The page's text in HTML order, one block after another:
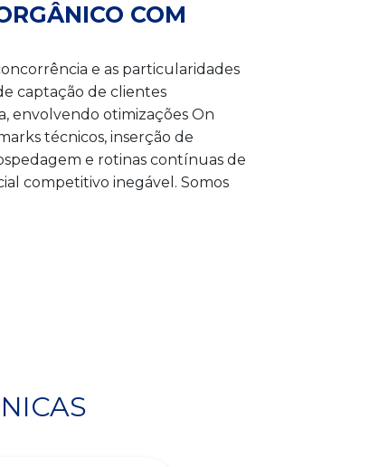
COM
e as particularidades
captação de clientes
envolvendo otimizações On
técnicos, inserção de
e rotinas contínuas de
competitivo inegável. Somos